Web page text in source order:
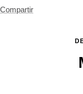
Compartir